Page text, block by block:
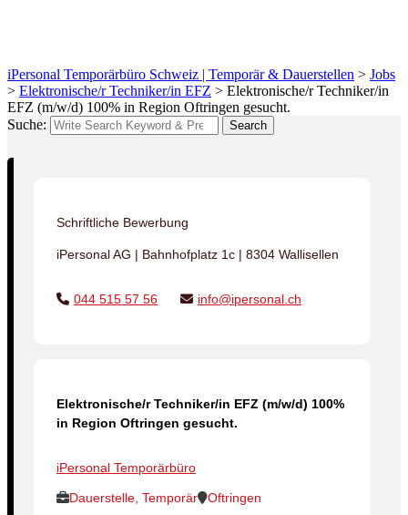
iPersonal Temporärbüro Schweiz | Temporär & Dauerstellen > Jobs
> Elektronische/r Techniker/in EFZ > Elektronische/r Techniker/in
EFZ (m/w/d) 100% in Region Oftringen gesucht.
Suche:
Search
Schriftliche Bewerbung
iPersonal AG | Bahnhofplatz 1c | 8304 Wallisellen
044 515 57 56 info@ipersonal.ch
Elektronische/r Techniker/in EFZ (m/w/d) 100%
in Region Oftringen gesucht.
iPersonal Temporärbüro
Dauerstelle, Temporär Oftringen